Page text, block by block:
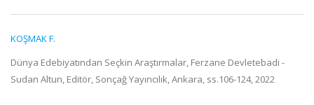
KOŞMAK F.
Dünya Edebiyatından Seçkin Araştırmalar, Ferzane Devletebadi -
Sudan Altun, Editör, Sonçağ Yayıncılık, Ankara, ss.106-124, 2022